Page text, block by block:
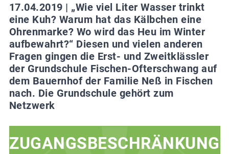
17.04.2019 | „Wie viel Liter Wasser trinkt
eine Kuh? Warum hat das Kälbchen eine
Ohrenmarke? Wo wird das Heu im Winter
aufbewahrt?“ Diesen und vielen anderen
Fragen gingen die Erst- und Zweitklässler
der Grundschule Fischen-Ofterschwang auf
dem Bauernhof der Familie Neß in Fischen
nach. Die Grundschule gehört zum
Netzwerk
ZUGANGSBESCHRÄNKUNG